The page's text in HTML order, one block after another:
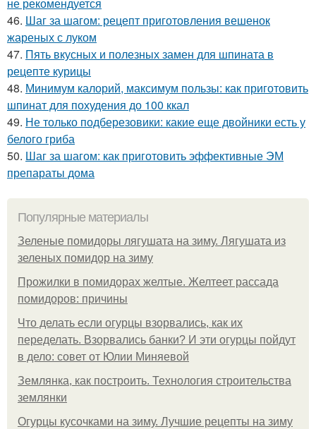
46. Шаг за шагом: рецепт приготовления вешенок
жареных с луком
47. Пять вкусных и полезных замен для шпината в
рецепте курицы
48. Минимум калорий, максимум пользы: как приготовить
шпинат для похудения до 100 ккал
49. Не только подберезовики: какие еще двойники есть у
белого гриба
50. Шаг за шагом: как приготовить эффективные ЭМ
препараты дома
Популярные материалы
Зеленые помидоры лягушата на зиму. Лягушата из
зеленых помидор на зиму
Прожилки в помидорах желтые. Желтеет рассада
помидоров: причины
Что делать если огурцы взорвались, как их
переделать. Взорвались банки? И эти огурцы пойдут
в дело: совет от Юлии Миняевой
Землянка, как построить. Технология строительства
землянки
Огурцы кусочками на зиму. Лучшие рецепты на зиму